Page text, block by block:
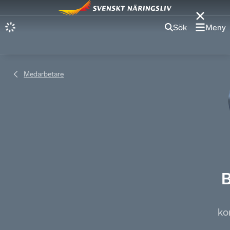
Sök Meny
Medarbetare